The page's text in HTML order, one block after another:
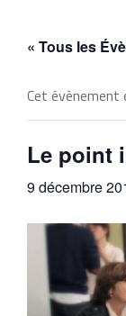
« Tous les
Cet évènement
Le point
9 décembre